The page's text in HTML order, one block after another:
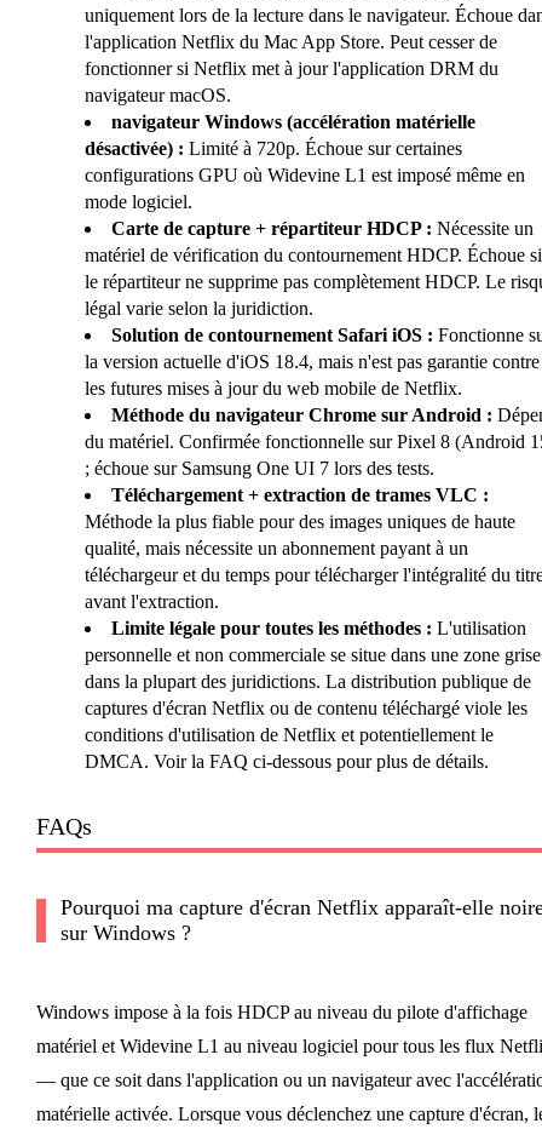
uniquement lors de la lecture dans le navigateur. Échoue
l'application Netflix du Mac App Store. Peut cesser de
fonctionner si Netflix met à jour l'application DRM du
navigateur macOS.
navigateur Windows (accélération matérielle
désactivée) : Limité à 720p. Échoue sur certaines
configurations GPU où Widevine L1 est imposé même en
mode logiciel.
Carte de capture + répartiteur HDCP : Nécessite un
matériel de vérification du contournement HDCP. Échoue si
le répartiteur ne supprime pas complètement HDCP. Le
légal varie selon la juridiction.
Solution de contournement Safari iOS : Fonctionne
la version actuelle d'iOS 18.4, mais n'est pas garantie contre
les futures mises à jour du web mobile de Netflix.
Méthode du navigateur Chrome sur Android :
du matériel. Confirmée fonctionnelle sur Pixel 8 (Android
; échoue sur Samsung One UI 7 lors des tests.
Téléchargement + extraction de trames VLC :
Méthode la plus fiable pour des images uniques de haute
qualité, mais nécessite un abonnement payant à un
téléchargeur et du temps pour télécharger l'intégralité du
avant l'extraction.
Limite légale pour toutes les méthodes : L'utilisation
personnelle et non commerciale se situe dans une zone grise
dans la plupart des juridictions. La distribution publique de
captures d'écran Netflix ou de contenu téléchargé viole les
conditions d'utilisation de Netflix et potentiellement le
DMCA. Voir la FAQ ci-dessous pour plus de détails.
FAQs
Pourquoi ma capture d'écran Netflix apparaît-elle
sur Windows ?
Windows impose à la fois HDCP au niveau du pilote d'affichage
matériel et Widevine L1 au niveau logiciel pour tous les flux
— que ce soit dans l'application ou un navigateur avec
matérielle activée. Lorsque vous déclenchez une capture d'écran,